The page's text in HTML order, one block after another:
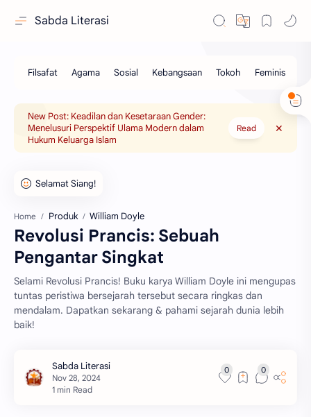
Sabda Literasi
New Post: Keadilan dan Kesetaraan Gender:
Menelusuri Perspektif Ulama Modern dalam
Hukum Keluarga Islam
Read
Home Produk William Doyle
Revolusi Prancis: Sebuah
Pengantar Singkat
Selami Revolusi Prancis! Buku karya William Doyle ini mengupas
tuntas peristiwa bersejarah tersebut secara ringkas dan
mendalam. Dapatkan sekarang & pahami sejarah dunia lebih
baik!
1 min Read